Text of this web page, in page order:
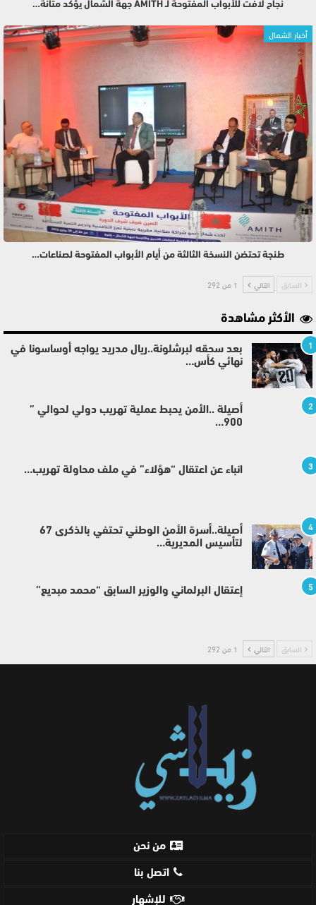
نجاح لافت للأبواب المفتوحة لـ AMITH جهة الشمال يؤكد متانة…
أخبار الشمال
طنجة تحتضن النسخة الثالثة من أيام الأبواب المفتوحة لصناعات…
السابق التالي 1 من 292
الأكثر مشاهدة
1
بعد سحقه لبرشلونة..ريال مدريد يواجه أوساسونا في
نهائي كأس…
2
أصيلة ..الأمن يحبط عملية تهريب دولي لحوالي ”
900…
3 انباء عن اعتقال “هؤلاء” في ملف محاولة تهريب…
4
أصيلة..أسرة الأمن الوطني تحتفي بالذكرى 67
لتأسيس المديرية…
5 إعتقال البرلماني والوزير السابق “محمد مبديع”
السابق التالي 1 من 292
من نحن
اتصل بنا
للإشهار